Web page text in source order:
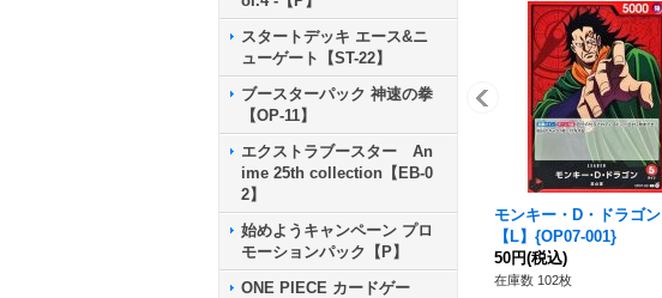
スタートデッキ エース&ニ
ューゲート【ST-22】
ブースターパック 神速の拳
【OP-11】
エクストラブースター An
ime 25th collection【EB-0
2】
始めようキャンペーン プロ
モーションパック【P】
ONE PIECE カードゲー
モンキー・D・ドラゴン
【L】{OP07-001}
50円(税込)
在庫数 102枚